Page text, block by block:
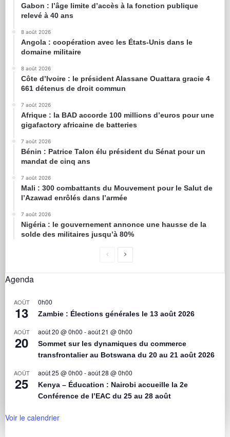
Gabon : l’âge limite d’accès à la fonction publique
relevé à 40 ans
8 août 2026
Angola : coopération avec les États-Unis dans le
domaine militaire
8 août 2026
Côte d’Ivoire : le président Alassane Ouattara gracie 4
661 détenus de droit commun
7 août 2026
Afrique : la BAD accorde 100 millions d’euros pour une
gigafactory africaine de batteries
7 août 2026
Bénin : Patrice Talon élu président du Sénat pour un
mandat de cinq ans
7 août 2026
Mali : 300 combattants du Mouvement pour le Salut de
l’Azawad enrôlés dans l’armée
7 août 2026
Nigéria : le gouvernement annonce une hausse de la
solde des militaires jusqu’à 80%
Agenda
AOÛT
13
0h00
Zambie : Élections générales le 13 août 2026
AOÛT
20
août 20 @ 0h00 -août 21 @ 0h00
Sommet sur les dynamiques du commerce
transfrontalier au Botswana du 20 au 21 août 2026
AOÛT
25
août 25 @ 0h00 -août 28 @ 0h00
Kenya – Éducation : Nairobi accueille la 2e
Conférence de l’EAC du 25 au 28 août
Voir le calendrier